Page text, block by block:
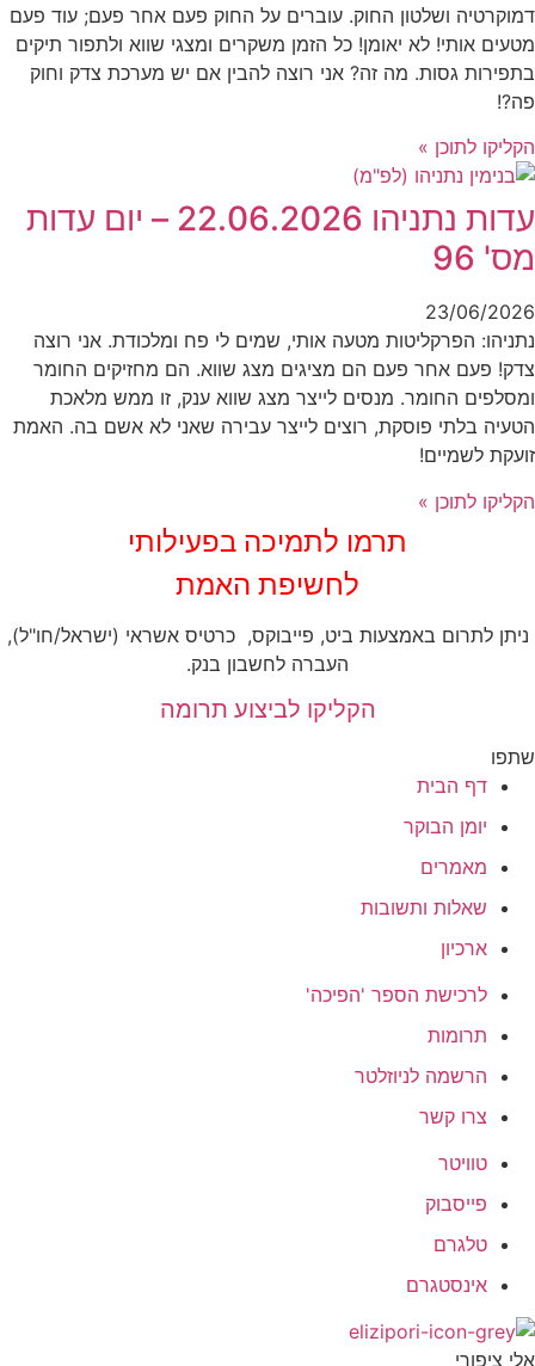
דמוקרטיה ושלטון החוק. עוברים על החוק פעם אחר פעם; עוד פעם
מטעים אותי! לא יאומן! כל הזמן משקרים ומצגי שווא ולתפור תיקים
בתפירות גסות. מה זה? אני רוצה להבין אם יש מערכת צדק וחוק
פה?!
הקליקו לתוכן »
עדות נתניהו 22.06.2026 – יום עדות
מס' 96
23/06/2026
נתניהו: הפרקליטות מטעה אותי, שמים לי פח ומלכודת. אני רוצה
צדק! פעם אחר פעם הם מציגים מצג שווא. הם מחזיקים החומר
ומסלפים החומר. מנסים לייצר מצג שווא ענק, זו ממש מלאכת
הטעיה בלתי פוסקת, רוצים לייצר עבירה שאני לא אשם בה. האמת
זועקת לשמיים!
הקליקו לתוכן »
‏תרמו לתמיכה בפעילותי
לחשיפת האמת
ניתן לתרום באמצעות ביט, פייבוקס, כרטיס אשראי (ישראל/חו"ל),
העברה לחשבון בנק.
הקליקו לביצוע תרומה
שתפו
דף הבית
יומן הבוקר
מאמרים
שאלות ותשובות
ארכיון
לרכישת הספר 'הפיכה'
תרומות
הרשמה לניוזלטר
צרו קשר
טוויטר
פייסבוק
טלגרם
אינסטגרם
אלי ציפורי